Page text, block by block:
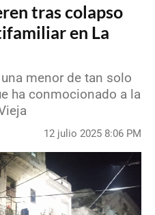
tras colapso
en La
menor de tan solo
ha conmocionado a la
12 julio 2025 8:06 PM